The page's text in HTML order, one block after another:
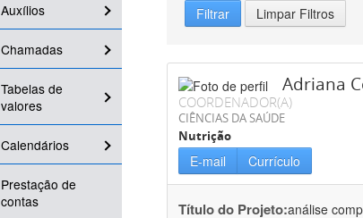
Auxílios
Chamadas
Tabelas de
valores
Calendários
Prestação de
contas
Filtrar Limpar Filtros
Adriana
COORDENADOR(A)
CIÊNCIAS DA SAÚDE
Nutrição
E-mail Currículo
Título do Projeto:análise